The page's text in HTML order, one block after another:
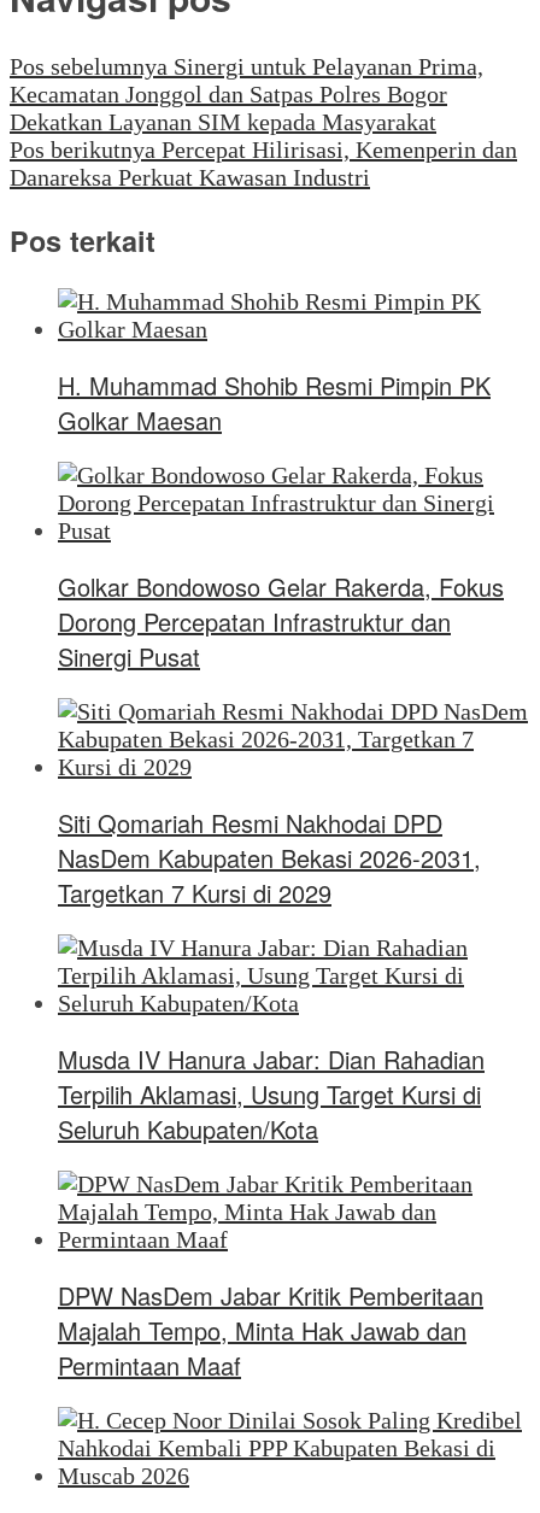
Pos sebelumnya Sinergi untuk Pelayanan Prima,
Kecamatan Jonggol dan Satpas Polres Bogor
Dekatkan Layanan SIM kepada Masyarakat
Pos berikutnya Percepat Hilirisasi, Kemenperin dan
Danareksa Perkuat Kawasan Industri
Pos terkait
H. Muhammad Shohib Resmi Pimpin PK
Golkar Maesan
Golkar Bondowoso Gelar Rakerda, Fokus
Dorong Percepatan Infrastruktur dan
Sinergi Pusat
Siti Qomariah Resmi Nakhodai DPD
NasDem Kabupaten Bekasi 2026-2031,
Targetkan 7 Kursi di 2029
Musda IV Hanura Jabar: Dian Rahadian
Terpilih Aklamasi, Usung Target Kursi di
Seluruh Kabupaten/Kota
DPW NasDem Jabar Kritik Pemberitaan
Majalah Tempo, Minta Hak Jawab dan
Permintaan Maaf